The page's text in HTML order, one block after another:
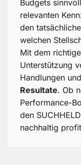
Budgets
relevanten
den
welchen
Mit dem
Unterstützung
Handlungen
Resultate. Ob
Performance-
den
nachhaltig